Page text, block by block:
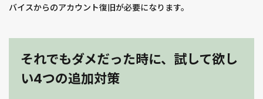
バイスからのアカウント復旧が必要になります。
それでもダメだった時に、試して欲し
い4つの追加対策